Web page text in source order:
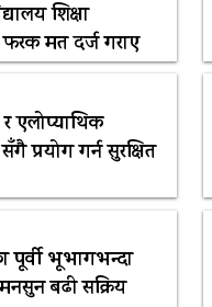
शिक्षा
मत दर्ज गराए
एलोप्याथिक
प्रयोग गर्न सुरक्षित
भूभागभन्दा
बढी सक्रिय